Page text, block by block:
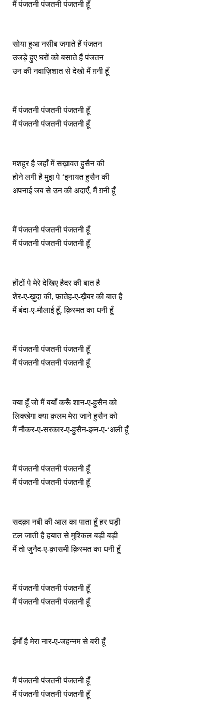
मैं पंजतनी पंजतनी पंजतनी हूँ
सोया हुआ नसीब जगाते हैं पंजतन
उजड़े हुए घरों को बसाते हैं पंजतन
उन की नवाज़िशात से देखो मैं ग़नी हूँ
मैं पंजतनी पंजतनी पंजतनी हूँ
मैं पंजतनी पंजतनी पंजतनी हूँ
मशहूर है जहाँ में सख़ावत हुसैन की
होने लगी है मुझ पे ‘इनायत हुसैन की
अपनाई जब से उन की अदाएँ, मैं ग़नी हूँ
मैं पंजतनी पंजतनी पंजतनी हूँ
मैं पंजतनी पंजतनी पंजतनी हूँ
होंटों पे मेरे देखिए हैदर की बात है
शेर-ए-ख़ुदा की, फ़ातेह-ए-ख़ैबर की बात है
मैं बंदा-ए-मौलाई हूँ, क़िस्मत का धनी हूँ
मैं पंजतनी पंजतनी पंजतनी हूँ
मैं पंजतनी पंजतनी पंजतनी हूँ
क्या हूँ जो मैं बयाँ करूँ शान-ए-हुसैन को
लिक्खेगा क्या क़लम मेरा जाने हुसैन को
मैं नौकर-ए-सरकार-ए-हुसैन-इब्न-ए-‘अली हूँ
मैं पंजतनी पंजतनी पंजतनी हूँ
मैं पंजतनी पंजतनी पंजतनी हूँ
सदक़ा नबी की आल का पाता हूँ हर घड़ी
टल जाती है हयात से मुश्किल बड़ी बड़ी
मैं तो जुनैद-ए-क़ासमी क़िस्मत का धनी हूँ
मैं पंजतनी पंजतनी पंजतनी हूँ
मैं पंजतनी पंजतनी पंजतनी हूँ
ईमाँ है मेरा नार-ए-जहन्नम से बरी हूँ
मैं पंजतनी पंजतनी पंजतनी हूँ
मैं पंजतनी पंजतनी पंजतनी हूँ